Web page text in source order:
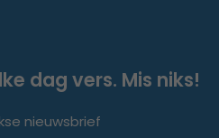
dag vers. Mis niks!
nieuwsbrief